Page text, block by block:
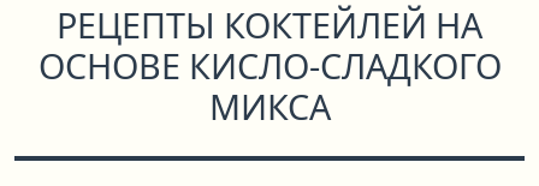
РЕЦЕПТЫ КОКТЕЙЛЕЙ НА
ОСНОВЕ КИСЛО-СЛАДКОГО
МИКСА